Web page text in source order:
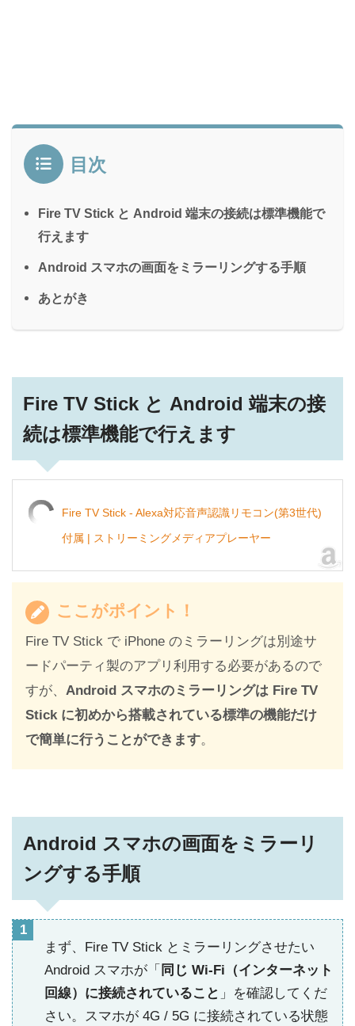
目次
Fire TV Stick と Android 端末の接続は標準機能で
行えます
Android スマホの画面をミラーリングする手順
あとがき
Fire TV Stick と Android 端末の接
続は標準機能で行えます
Fire TV Stick - Alexa対応音声認識リモコン(第3世代)
付属 | ストリーミングメディアプレーヤー
ここがポイント！
Fire TV Stick で iPhone のミラーリングは別途サ
ードパーティ製のアプリ利用する必要があるので
すが、Android スマホのミラーリングは Fire TV
Stick に初めから搭載されている標準の機能だけ
で簡単に行うことができます。
Android スマホの画面をミラーリ
ングする手順
まず、Fire TV Stick とミラーリングさせたい
Android スマホが「 同じ Wi-Fi（インターネット
回線）に接続されていること 」を確認してくだ
さい。スマホが 4G / 5G に接続されている状態